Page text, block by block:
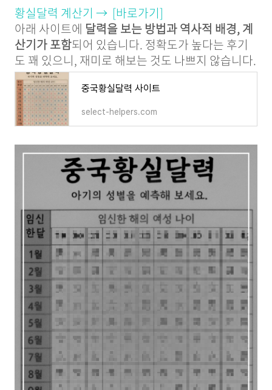
황실달력 계산기 → [바로가기]
아래 사이트에 달력을 보는 방법과 역사적 배경, 계
산기가 포함되어 있습니다. 정확도가 높다는 후기
도 꽤 있으니, 재미로 해보는 것도 나쁘지 않습니다.
중국황실달력 사이트
select-helpers.com